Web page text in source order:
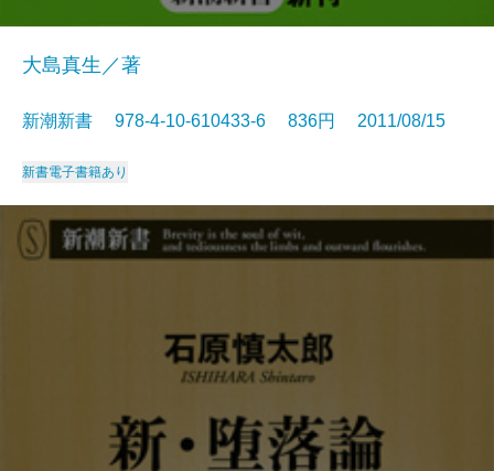
大島真生／著
新潮新書 978-4-10-610433-6 836円 2011/08/15
新書電子書籍あり